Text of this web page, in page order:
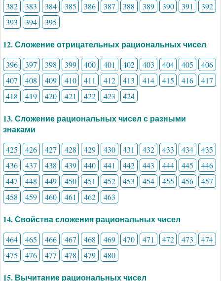
382
383 384 385 386 387 388 389 390 391
392
393
394 395
12. Сложение отрицательных рациональных чисел
396 397 398 399 400 401 402 403 404 405
406
407
408 409 410 411 412 413 414 415 416
417
418
419 420 421 422 423 424
13. Сложение рациональных чисел с разными
знаками
425 426 427 428 429 430 431 432 433 434
435
436
437 438 439 440 441 442 443 444 445
446
447
448 449 450 451 452 453 454 455 456
457
458
459 460 461 462 463
14. Свойства сложения рациональных чисел
464 465 466 467 468 469 470 471 472 473
474
475
476 477 478 479 480
15. Вычитание рациональных чисел